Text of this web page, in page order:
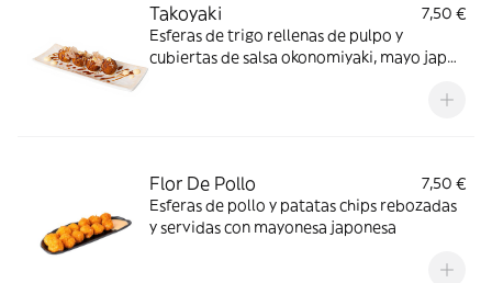
Takoyaki
7,50 €
Esferas de trigo rellenas de pulpo y
cubiertas de salsa okonomiyaki, mayo japo,
Flor De Pollo
7,50 €
Esferas de pollo y patatas chips rebozadas
y servidas con mayonesa japonesa